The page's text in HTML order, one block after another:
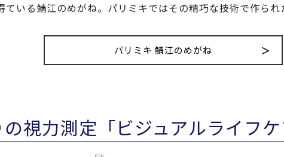
いる鯖江のめがね。パリミキではその精巧な技術で作ら
パリミキ 鯖江のめがね
視力測定「ビジュアルライフ